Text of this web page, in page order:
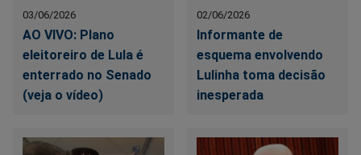
03/06/2026
AO VIVO: Plano
eleitoreiro de Lula é
enterrado no Senado
(veja o vídeo)
02/06/2026
Informante de
esquema envolvendo
Lulinha toma decisão
inesperada